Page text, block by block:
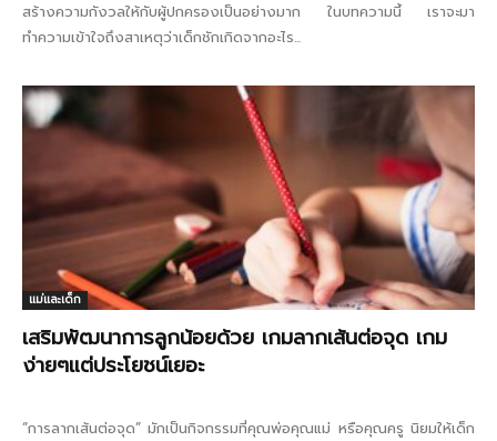
สร้างความกังวลให้กับผู้ปกครองเป็นอย่างมาก ในบทความนี้ เราจะมา
ทำความเข้าใจถึงสาเหตุว่าเด็กชักเกิดจากอะไร...
แม่และเด็ก
เสริมพัฒนาการลูกน้อยด้วย เกมลากเส้นต่อจุด เกม
ง่ายๆแต่ประโยชน์เยอะ
“การลากเส้นต่อจุด” มักเป็นกิจกรรมที่คุณพ่อคุณแม่ หรือคุณครู นิยมให้เด็ก